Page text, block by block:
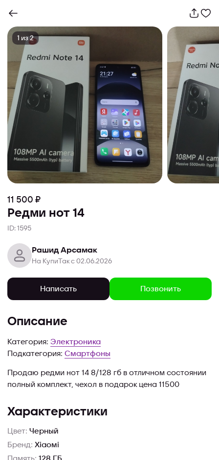
1 из2
11 500 ₽
Редми нот 14
ID: 1595
Рашид Арсамак
На КупиТак с 02.06.2026
Написать Позвонить
Описание
Категория: Электроника
Подкатегория: Смартфоны
Продаю редми нот 14 8/128 гб в отличном состоянии
полный комплект, чехол в подарок цена 11500
Характеристики
Цвет: Черный
Бренд: Xiaomi